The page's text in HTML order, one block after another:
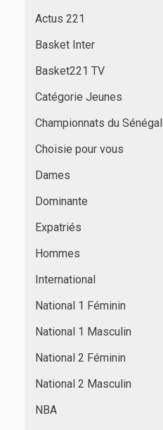
Actus 221
Basket Inter
Basket221 TV
Catégorie Jeunes
Championnats du Sénégal
Choisie pour vous
Dames
Dominante
Expatriés
Hommes
International
National 1 Féminin
National 1 Masculin
National 2 Féminin
National 2 Masculin
NBA